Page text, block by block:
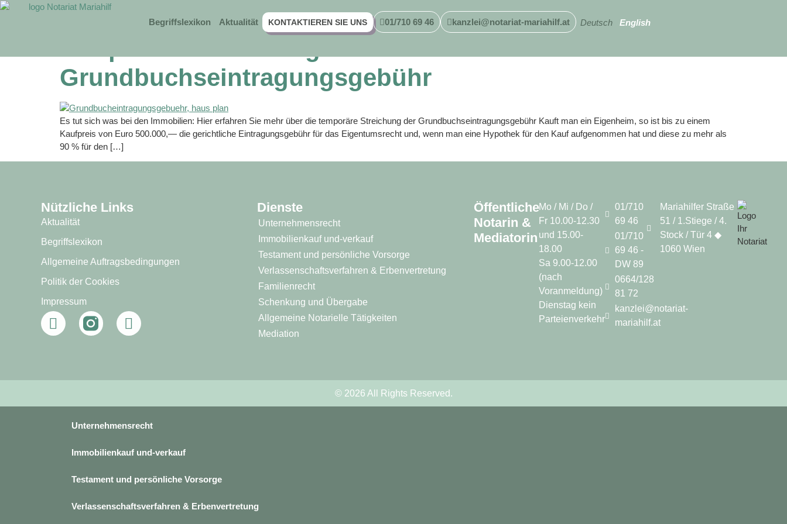
Begriffslexikon Aktualität KONTAKTIEREN SIE UNS 01/710 69 46 kanzlei@notariat-mariahilf.at Deutsch English
Grundbuchseintragungsgebühr
Es tut sich was bei den Immobilien: Hier erfahren Sie mehr über die temporäre Streichung der Grundbuchseintragungsgebühr Kauft man ein Eigenheim, so ist bis zu einem
Kaufpreis von Euro 500.000,— die gerichtliche Eintragungsgebühr für das Eigentumsrecht und, wenn man eine Hypothek für den Kauf aufgenommen hat und diese zu mehr als
90 % für den […]
Öffentliche
Notarin &
Mediatorin
Mo / Mi / Do /
Fr 10.00-12.30
und 15.00-
18.00
Sa 9.00-12.00
(nach
Voranmeldung)
Dienstag kein
Parteienverkehr
01/710
69 46
01/710
69 46 -
DW 89
0664/128
81 72
kanzlei@notariat-
mariahilf.at
Mariahilfer Straße
51 / 1.Stiege / 4.
Stock / Tür 4 ◆
1060 Wien
Dienste
Unternehmensrecht
Immobilienkauf und-verkauf
Testament und persönliche Vorsorge
Verlassenschaftsverfahren & Erbenvertretung
Familienrecht
Schenkung und Übergabe
Allgemeine Notarielle Tätigkeiten
Mediation
Nützliche Links
Aktualität
Begriffslexikon
Allgemeine Auftragsbedingungen
Politik der Cookies
Impressum
© 2026 All Rights Reserved.
Unternehmensrecht
Immobilienkauf und-verkauf
Testament und persönliche Vorsorge
Verlassenschaftsverfahren & Erbenvertretung